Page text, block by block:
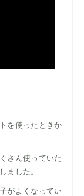
を使ったときか
さん使っていた
ました。
がよくなってい